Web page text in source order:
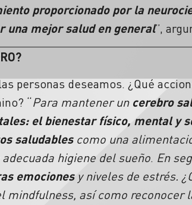
proporcionado por la
una mejor salud en general”,
personas deseamos. ¿Qué
“Para mantener un cerebro
el bienestar físico, mental y
saludablescomo una
higiene del sueño. En
emocionesy niveles de estrés.
así como reconocer